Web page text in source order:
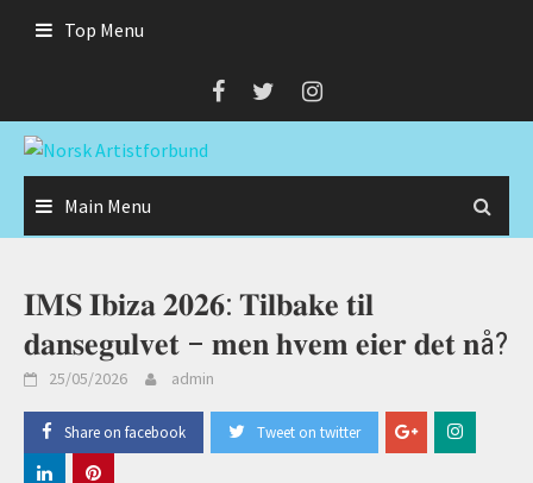
Top Menu
Main Menu
𝐈𝐌𝐒 𝐈𝐛𝐢𝐳𝐚 𝟐𝟎𝟐𝟔: 𝐓𝐢𝐥𝐛𝐚𝐤𝐞 𝐭𝐢𝐥
𝐝𝐚𝐧𝐬𝐞𝐠𝐮𝐥𝐯𝐞𝐭 – 𝐦𝐞𝐧 𝐡𝐯𝐞𝐦 𝐞𝐢𝐞𝐫 𝐝𝐞𝐭 𝐧å?
25/05/2026 admin
Share on facebook Tweet on twitter